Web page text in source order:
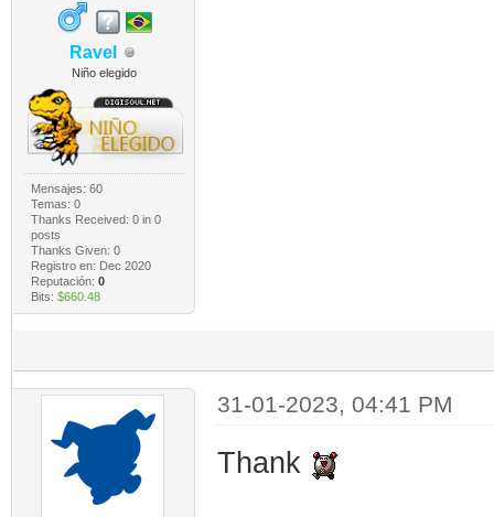
Ravel
Niño elegido
Mensajes: 60
Temas: 0
Thanks Received: 0in 0
posts
Thanks Given: 0
Registro en: Dec 2020
Reputación: 0
Bits: $660.48
31-01-2023, 04:41 PM
Thank